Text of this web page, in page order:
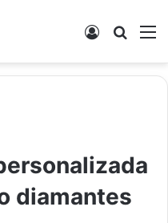
Entrar
diamantes